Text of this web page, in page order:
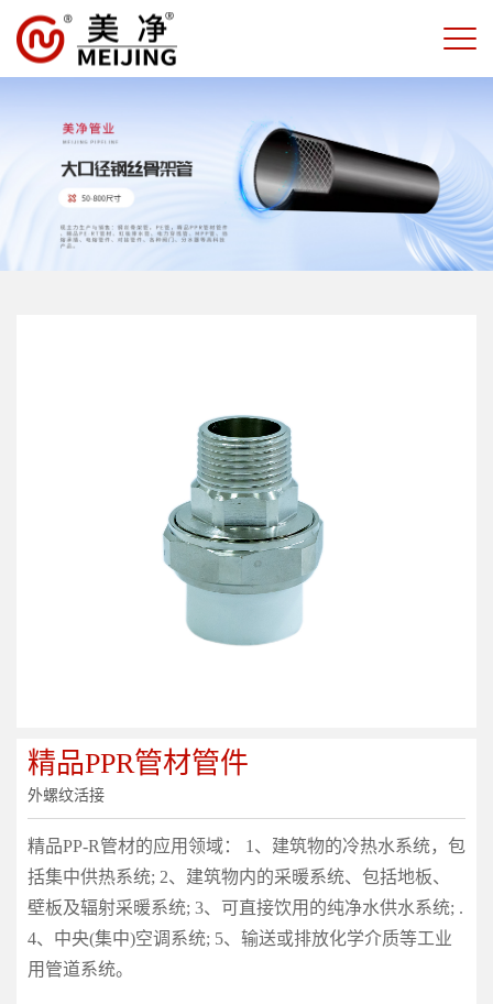
精品PPR管材管件
外螺纹活接
精品PP-R管材的应用领域： 1、建筑物的冷热水系统，包
括集中供热系统; 2、建筑物内的采暖系统、包括地板、
壁板及辐射采暖系统; 3、可直接饮用的纯净水供水系统; .
4、中央(集中)空调系统; 5、输送或排放化学介质等工业
用管道系统。